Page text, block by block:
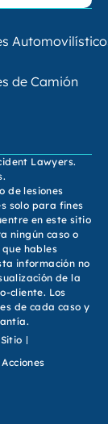
de Camión
Lawyers.
de lesiones
solo para fines
en este sitio
ningún caso o
hables
información no
de la
cliente. Los
de cada caso y